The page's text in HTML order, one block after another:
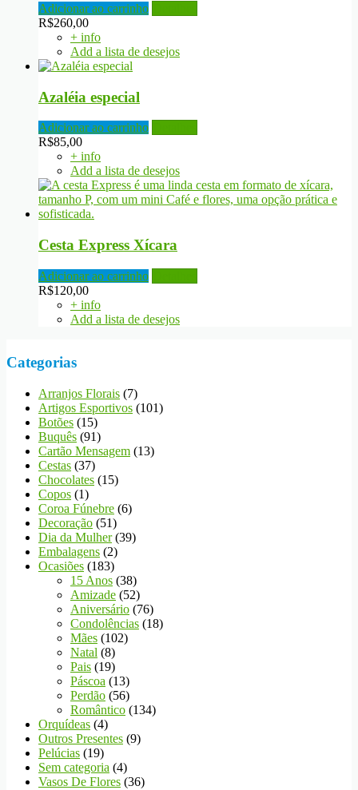
Adicionar ao carrinho
R$260,00
+ info
Add a lista de desejos
Azaléia especial
Adicionar ao carrinho
R$85,00
+ info
Add a lista de desejos
Cesta Express Xícara
Adicionar ao carrinho
R$120,00
+ info
Add a lista de desejos
Categorias
Arranjos Florais (7)
Artigos Esportivos (101)
Botões (15)
Buquês (91)
Cartão Mensagem (13)
Cestas (37)
Chocolates (15)
Copos (1)
Coroa Fúnebre (6)
Decoração (51)
Dia da Mulher (39)
Embalagens (2)
Ocasiões (183)
15 Anos (38)
Amizade (52)
Aniversário (76)
Condolências (18)
Mães (102)
Natal (8)
Pais (19)
Páscoa (13)
Perdão (56)
Romântico (134)
Orquídeas (4)
Outros Presentes (9)
Pelúcias (19)
Sem categoria (4)
Vasos De Flores (36)